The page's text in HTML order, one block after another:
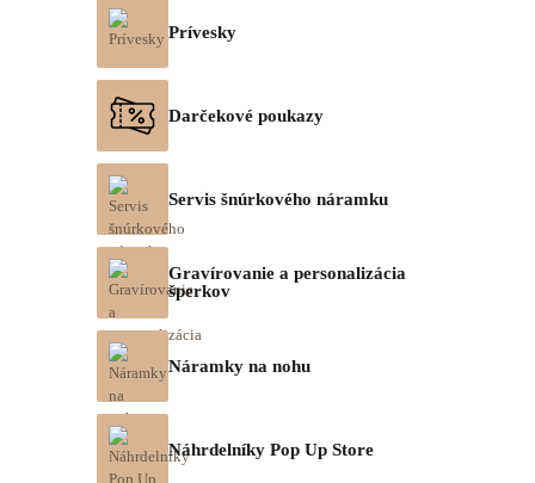
Prívesky
Darčekové poukazy
Servis šnúrkového náramku
Gravírovanie a personalizácia
šperkov
Náramky na nohu
Náhrdelníky Pop Up Store